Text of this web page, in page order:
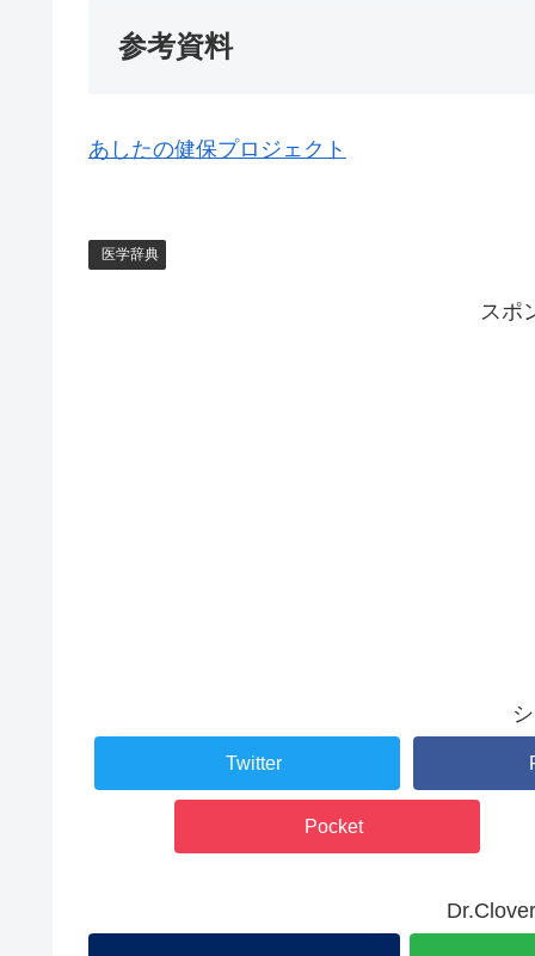
参考資料
あしたの健保プロジェクト
医学辞典
スポ
Twitter
Pocket